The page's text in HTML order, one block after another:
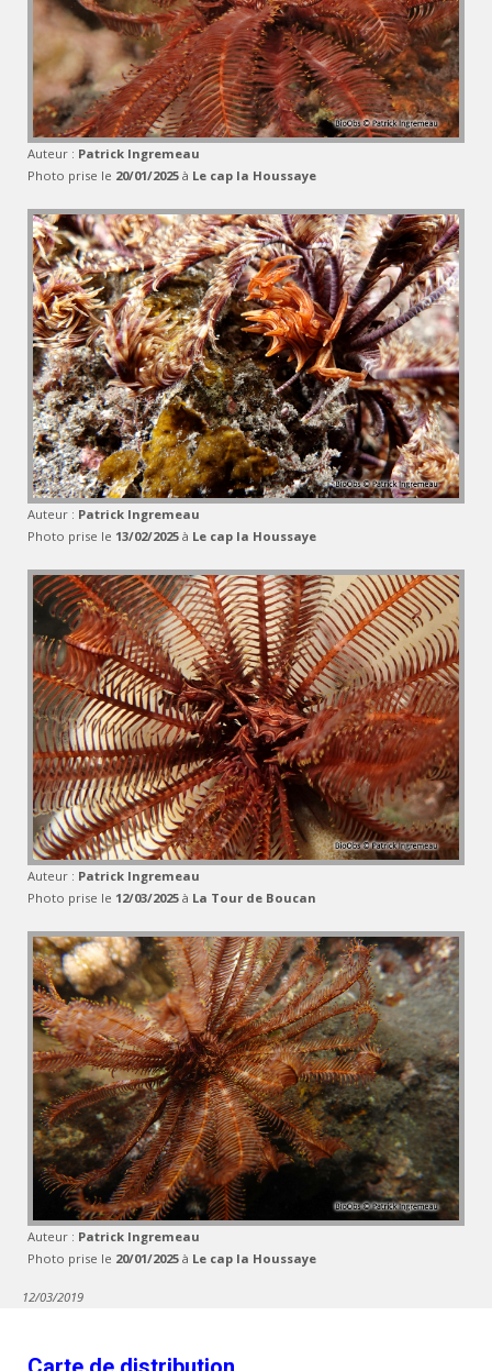
Auteur : Patrick Ingremeau
Photo prise le 20/01/2025 à Le cap la Houssaye
Auteur : Patrick Ingremeau
Photo prise le 13/02/2025 à Le cap la Houssaye
Auteur : Patrick Ingremeau
Photo prise le 12/03/2025 à La Tour de Boucan
Auteur : Patrick Ingremeau
Photo prise le 20/01/2025 à Le cap la Houssaye
12/03/2019